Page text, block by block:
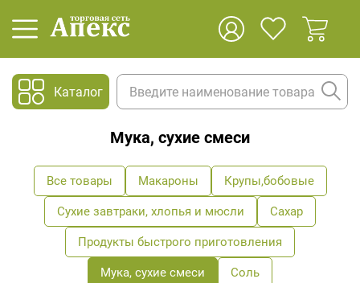
Каталог
Мука, сухие смеси
Все товары Макароны Крупы,бобовые
Сухие завтраки, хлопья и мюсли Сахар
Продукты быстрого приготовления
Мука, сухие смеси Соль